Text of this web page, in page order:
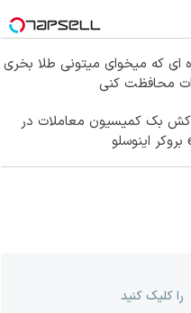
ای که میخوای میتونی طلا بخری
ات محافظت کنی
کش بک کمیسیون معاملات در
را کلیک کنید